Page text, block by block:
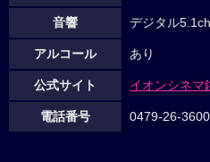
音響 デジタル5.1ch
アルコール あり
公式サイト イオンシネマ
電話番号 0479-26-3600